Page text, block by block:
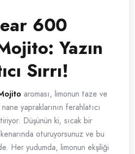
600
Yazın
Sırrı!
aroması, limonun taze ve
yapraklarının ferahlatıcı
Düşünün ki, sıcak bir
oturuyorsunuz ve bu
Her yudumda, limonun ekşiliği